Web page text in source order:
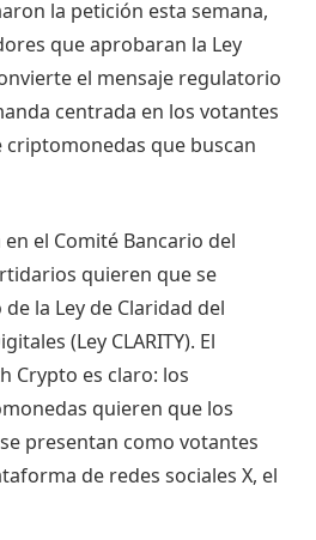
la petición esta semana,
que aprobaran la Ley
el mensaje regulatorio
centrada en los votantes
que buscan
el Comité Bancario del
quieren que se
la Ley de Claridad del
(Ley CLARITY). El
Crypto es claro: los
quieren que los
presentan como votantes
de redes sociales X, el